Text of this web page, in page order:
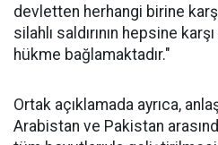
devletten herhangi birine
silahlı saldırının hepsine karşı
hükme bağlamaktadır."
Ortak açıklamada ayrıca,
Arabistan ve Pakistan